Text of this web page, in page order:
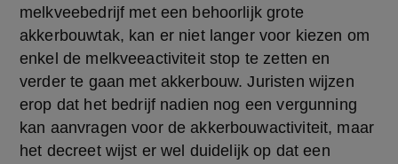
melkveebedrijf met een behoorlijk grote
akkerbouwtak, kan er niet langer voor kiezen om
enkel de melkveeactiviteit stop te zetten en
verder te gaan met akkerbouw. Juristen wijzen
erop dat het bedrijf nadien nog een vergunning
kan aanvragen voor de akkerbouwactiviteit, maar
het decreet wijst er wel duidelijk op dat een